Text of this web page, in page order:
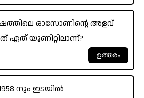
ഓസോണിന്റെ അളവ്
ഏത് യൂണിറ്റിലാണ്?
നും ഇടയിൽ